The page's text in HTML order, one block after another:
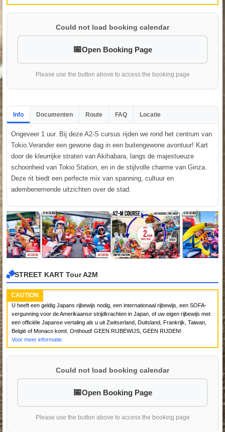
Could not load booking calendar
Open Booking Page
Please use the button above to access the booking page
Info Documenten Route FAQ Locatie
Ongeveer 1 uur. Bij deze A2-S cursus rijden we rond het centrum van
Tokio.Verander een gewone dag in een buitengewone avontuur! Kart
door de kleurrijke straten van Akihabara, langs de majestueuze
schoonheid van Tokio Station, en in de stijlvolle charme van Ginza.
Deze rit biedt een perfecte mix van spanning, cultuur en
adembenemende uitzichten over de stad.
STREET KART Tour A2M
CAUTION
U heeft een geldig Japans rijbewijs nodig, een internationaal rijbewijs, een SOFA-
vergunning voor de Amerikaanse strijdkrachten in Japan, of uw eigen rijbewijs met
een officiële Japanse vertaling als u uit Zwitserland, Duitsland, Frankrijk, Taiwan,
België of Monaco komt. Onthoud! GEEN RIJBEWIJS, GEEN RIJDEN!
Voor meer informatie.
Could not load booking calendar
Open Booking Page
Please use the button above to access the booking page